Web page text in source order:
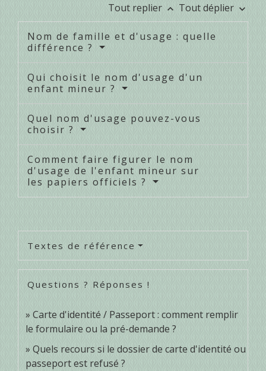
Tout replier keyboard_arrow_up Tout déplier keyboard_arrow_down
Nom de famille et d'usage : quelle
différence ?
Qui choisit le nom d'usage d'un
enfant mineur ?
Quel nom d'usage pouvez-vous
choisir ?
Comment faire figurer le nom
d'usage de l'enfant mineur sur
les papiers officiels ?
Textes de référence
Questions ? Réponses !
Carte d'identité / Passeport : comment remplir
le formulaire ou la pré-demande ?
Quels recours si le dossier de carte d'identité ou
passeport est refusé ?